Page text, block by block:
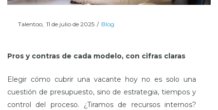
PorTalentoo Posted
11 de julio de 2025
Posted
Blog
Pros y contras de cada modelo, con cifras claras
Elegir cómo cubrir una vacante hoy no es solo una
cuestión de presupuesto, sino de estrategia, tiempos y
control del proceso. ¿Tiramos de recursos internos?